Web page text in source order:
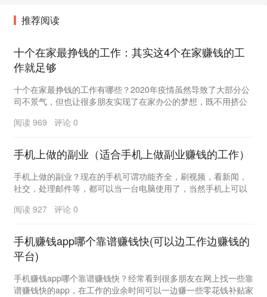
推荐阅读
十个在家最挣钱的工作：其实这4个在家赚钱的工
作就足够
十个在家最挣钱的工作有哪些？2020年疫情虽然导致了大部分公
司不景气，但也让很多朋友实现了在家办公的梦想，既不用挤公
阅读 969 评论 0
手机上做的副业（适合手机上做副业赚钱的工作）
手机上做的副业？现在的手机可谓功能齐全，刷视频，看新闻，
社交，处理邮件等，都可以当一台电脑使用了，当然手机上可以
阅读 927 评论 0
手机赚钱app哪个靠谱赚钱快(可以边工作边赚钱的
平台)
手机赚钱app哪个靠谱赚钱快？经常看到很多朋友在网上找一些靠
谱赚钱快的app，在工作的业余时间可以一边赚一些零花钱补贴家